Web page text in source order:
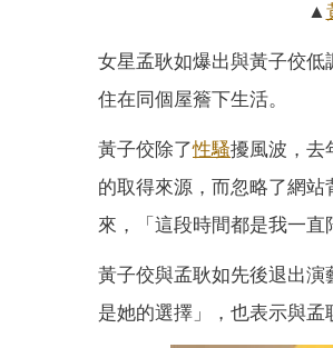
▲
女星孟耿如爆出與黃子佼
住在同個屋簷下生活。
黃子佼除了性騷擾風波，去
的取得來源，而忽略了網
來，「這段時間都是我一直
黃子佼與孟耿如先後退出演
是她的選擇」，也表示與孟